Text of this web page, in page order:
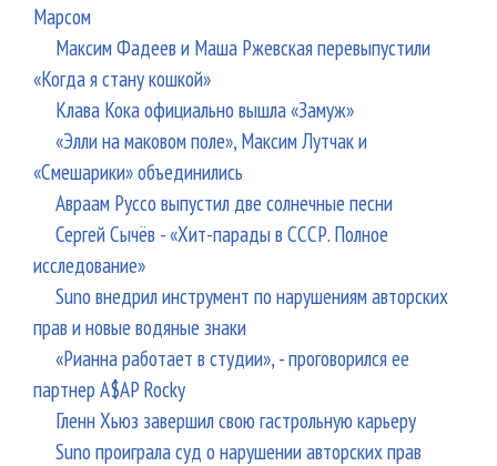
Марсом
Максим Фадеев и Маша Ржевская перевыпустили
«Когда я стану кошкой»
Клава Кока официально вышла «Замуж»
«Элли на маковом поле», Максим Лутчак и
«Смешарики» объединились
Авраам Руссо выпустил две солнечные песни
Сергей Сычёв - «Хит-парады в СССР. Полное
исследование»
Suno внедрил инструмент по нарушениям авторских
прав и новые водяные знаки
«Рианна работает в студии», - проговорился ее
партнер A$AP Rocky
Гленн Хьюз завершил свою гастрольную карьеру
Suno проиграла суд о нарушении авторских прав